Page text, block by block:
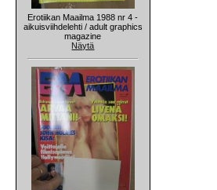
Erotiikan Maailma 1988 nr 4 -
aikuisviihdelehti / adult graphics
magazine
Näytä